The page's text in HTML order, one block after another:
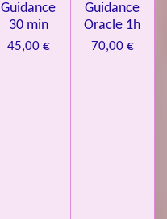
Guidance
30 min
45,00 €
Guidance
Oracle 1h
70,00 €